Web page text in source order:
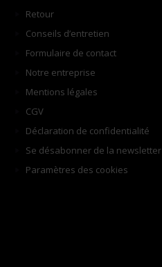
Retour
Conseils d’entretien
Formulaire de contact
Notre entreprise
Mentions légales
CGV
Déclaration de confidentialité
Se désabonner de la newsletter
Paramètres des cookies